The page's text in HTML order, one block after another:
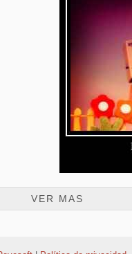
VER MAS